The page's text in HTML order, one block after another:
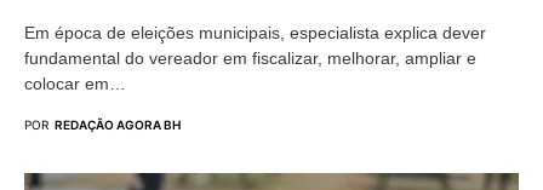
Em época de eleições municipais, especialista explica dever
fundamental do vereador em fiscalizar, melhorar, ampliar e
colocar em…
POR REDAÇÃO AGORA BH